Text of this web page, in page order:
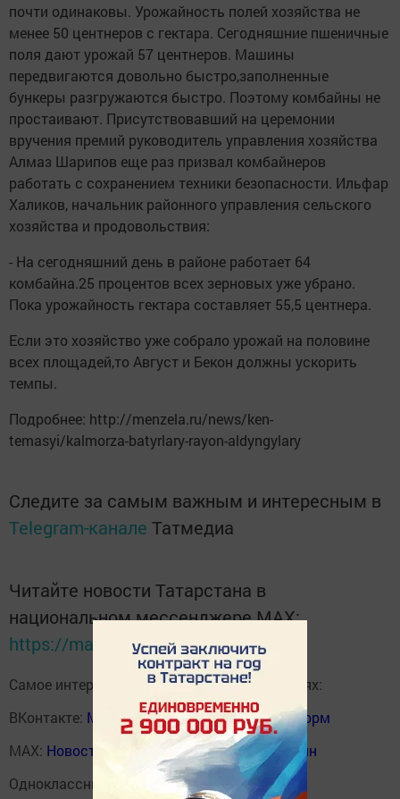
почти одинаковы. Урожайность полей хозяйства не
менее 50 центнеров с гектара. Сегодняшние пшеничные
поля дают урожай 57 центнеров. Машины
передвигаются довольно быстро,заполненные
бункеры разгружаются быстро. Поэтому комбайны не
простаивают. Присутствовавший на церемонии
вручения премий руководитель управления хозяйства
Алмаз Шарипов еще раз призвал комбайнеров
работать с сохранением техники безопасности. Ильфар
Халиков, начальник районного управления сельского
хозяйства и продовольствия:
- На сегодняшний день в районе работает 64
комбайна.25 процентов всех зерновых уже убрано.
Пока урожайность гектара составляет 55,5 центнера.
Если это хозяйство уже собрало урожай на половине
всех площадей,то Август и Бекон должны ускорить
темпы.
Подробнее: http://menzela.ru/news/ken-
temasyi/kalmorza-batyrlary-rayon-aldyngylary
Следите за самым важным и интересным в
Telegram-канале Татмедиа
Читайте новости Татарстана в
национальном мессенджере MАХ:
https://max.ru/tatmedia
Самое интересное в наших социальных сетях:
ВКонтакте: Мензелинск news - Мензеля-информ
MAX: Новости Мензелинска - Мензеля онлайн
Одноклассники:
ok.ru/menzelinsk